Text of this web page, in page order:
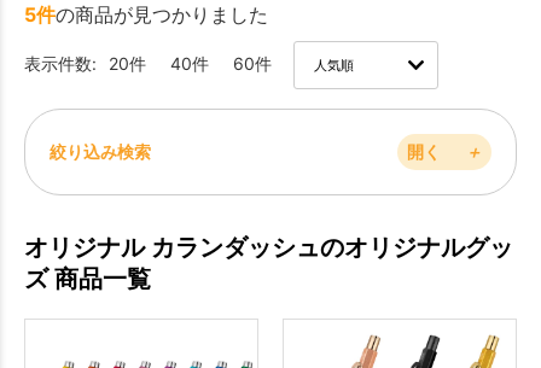
5件の商品が見つかりました
表示件数: 20件 40件 60件
絞り込み検索 開く ＋
オリジナル カランダッシュのオリジナルグッ
ズ 商品一覧